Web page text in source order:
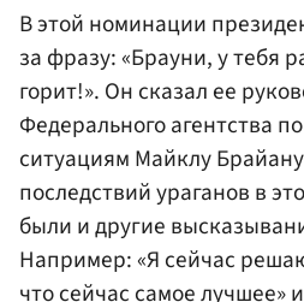
В этой номинации
за фразу: «Брауни, у тебя
горит!». Он сказал ее
Федерального агентства
ситуациям Майклу
последствий ураганов в
были и другие
Например: «Я сейчас
что сейчас самое лучшее»